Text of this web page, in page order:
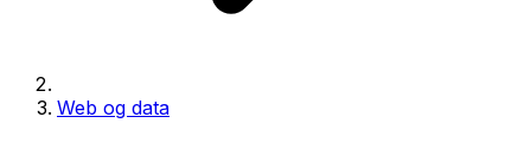
Web og data